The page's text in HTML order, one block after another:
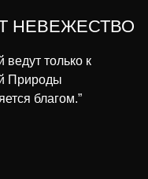
НЕВЕЖЕСТВО
только к
Природы
благом.”